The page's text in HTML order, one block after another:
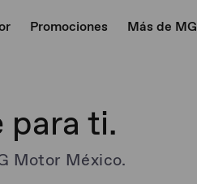
Promociones Más de MG
para ti.
Motor México.